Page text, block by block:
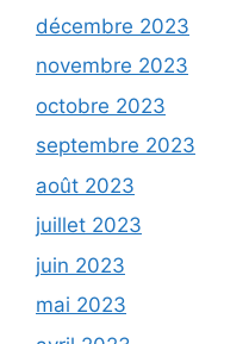
décembre 2023
novembre 2023
octobre 2023
septembre 2023
août 2023
juillet 2023
juin 2023
mai 2023